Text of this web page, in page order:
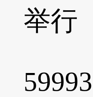
举行
59993